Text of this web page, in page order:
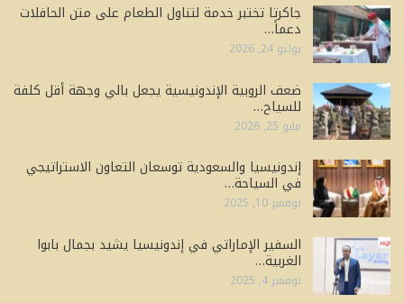
جاكرتا تختبر خدمة لتناول الطعام على متن الحافلات
دعماً…
يوليو 24, 2026
ضعف الروبية الإندونيسية يجعل بالي وجهة أقل كلفة
للسياح…
مايو 25, 2026
إندونيسيا والسعودية توسعان التعاون الاستراتيجي
في السياحة…
نوفمبر 10, 2025
السفير الإماراتي في إندونيسيا يشيد بجمال بابوا
الغربية…
نوفمبر 4, 2025